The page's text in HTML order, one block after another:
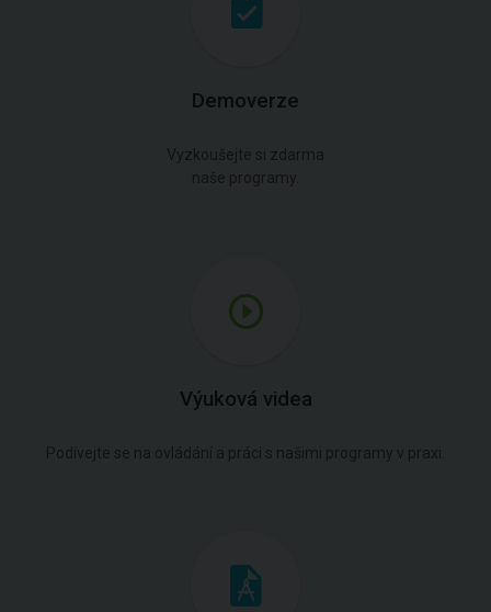
Demoverze
Vyzkoušejte si zdarma
naše programy.
Výuková videa
Podívejte se na ovládání a práci s našimi programy v praxi.